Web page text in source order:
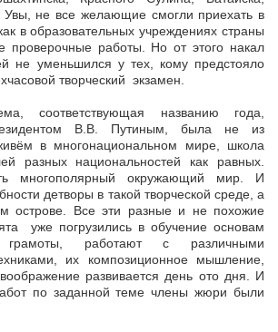
Увы, не все желающие смогли приехать в
в образовательных учреждениях страны
проверочные работы. Но от этого накал
не уменьшился у тех, кому предстояло
творческий экзамен.
соответствующая названию года,
В.В. Путиным, была не из
в многонациональном мире, школа
разных национальностей как равных.
многополярный окружающий мир. И
детворы в такой творческой среде, а
острове. Все эти разные и не похожие
уже погрузились в обучение основам
грамоты, работают с различными
их композиционное мышление,
развивается день ото дня. И
по заданной теме члены жюри были